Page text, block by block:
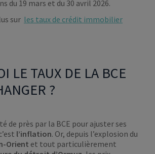
du 19 mars et du 30 avril 2026.
sur les taux de crédit immobilier
LE TAUX DE LA BCE
?
de près par la BCE pour ajuster ses
l’inflation. Or, depuis l’explosion du
Orient et tout particulièrement